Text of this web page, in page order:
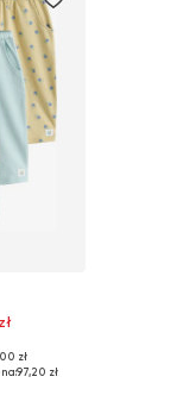
zł
97,20 zł